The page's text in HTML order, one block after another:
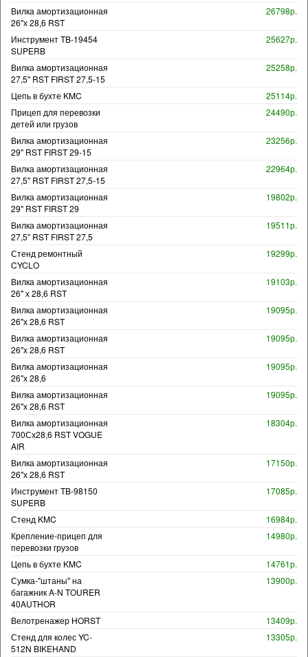
Вилка амортизационная
26"х 28,6 RST
26798р.
Инструмент TB-19454
SUPERB
25627р.
Вилка амортизационная
27,5" RST FIRST 27,5-15
25258р.
Цепь в бухте KMC
25114р.
Прицеп для перевозки
детей или грузов
24490р.
Вилка амортизационная
29" RST FIRST 29-15
23256р.
Вилка амортизационная
27,5" RST FIRST 27,5-15
22964р.
Вилка амортизационная
29" RST FIRST 29
19802р.
Вилка амортизационная
27,5" RST FIRST 27,5
19511р.
Стенд ремонтный
CYCLO
19299р.
Вилка амортизационная
26" х 28,6 RST
19103р.
Вилка амортизационная
26"х 28,6 RST
19095р.
Вилка амортизационная
26"х 28,6 RST
19095р.
Вилка амортизационная
26"х 28,6
19095р.
Вилка амортизационная
26"х 28,6 RST
19095р.
Вилка амортизационная
700Сх28,6 RST VOGUE
AIR
18304р.
Вилка амортизационная
26"х 28,6 RST
17150р.
Инструмент TB-98150
SUPERB
17085р.
Стенд KMC
16984р.
Крепление-прицеп для
перевозки грузов
14980р.
Цепь в бухте KMC
14761р.
Сумка-"штаны" на
багажник A-N TOURER
40AUTHOR
13900р.
Велотренажер HORST
13409р.
Стенд для колес YC-
512N BIKEHAND
13305р.